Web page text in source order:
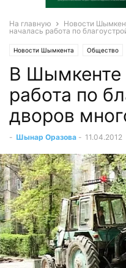
На главную Новости
началась работа по
Новости Шымкента Общество
В Шымкенте
работа по
дворов
- Шынар Оразова - 11.04.2012